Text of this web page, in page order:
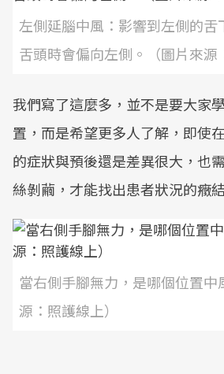
左側延腦中風：影響到左側的舌
舌頭時會偏向左側。（圖片來源
我們寫了這麼多，並不是要大家
置，而是希望更多人了解，即使
的症狀與預後還是差異很大，也
絲剝繭，才能找出患者狀況的癥
當右側手腳無力，是哪個位置中
源：照護線上）